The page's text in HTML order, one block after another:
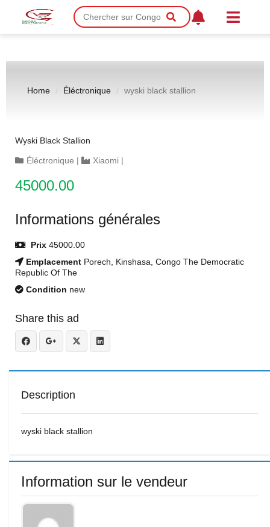
Home Éléctronique wyski black stallion
Wyski Black Stallion
Éléctronique | Xiaomi |
45000.00
Informations générales
Prix 45000.00
Emplacement Porech, Kinshasa, Congo The Democratic
Republic Of The
Condition new
Share this ad
Description
wyski black stallion
Information sur le vendeur